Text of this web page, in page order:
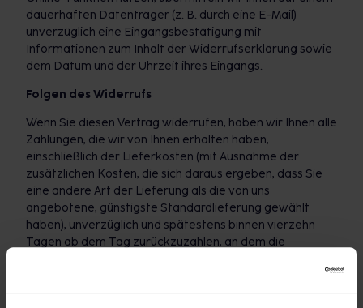
dauerhaften Datenträger (z. B. durch eine E-Mail)
unverzüglich eine Eingangsbestätigung mit
Informationen zum Inhalt der Widerrufserklärung sowie
dem Datum und der Uhrzeit ihres Eingangs.
Folgen des Widerrufs
Wenn Sie diesen Vertrag widerrufen, haben wir Ihnen alle
Zahlungen, die wir von Ihnen erhalten haben,
einschließlich der Lieferkosten (mit Ausnahme der
zusätzlichen Kosten, die sich daraus ergeben, dass Sie
eine andere Art der Lieferung als die von uns
angebotene, günstigste Standardlieferung gewählt
haben), unverzüglich und spätestens binnen vierzehn
Tagen ab dem Tag zurückzuzahlen, an dem die
eingegangen ist. Für diese Rückzahlung verwenden wir
dasselbe Zahlungsmittel, das Sie bei der ursprünglichen